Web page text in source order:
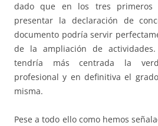
dado que en los tres primeros
presentar la declaración de
documento podría servir
de la ampliación de
tendría más centrada la
profesional y en definitiva el
misma.
Pese a todo ello como hemos